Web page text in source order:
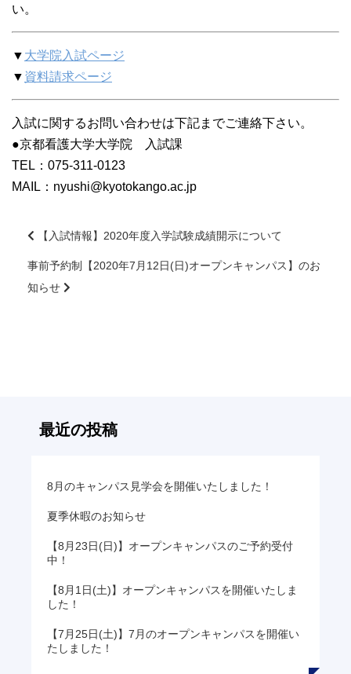
い。
▼ 大学院入試ページ
▼ 資料請求ページ
入試に関するお問い合わせは下記までご連絡下さい。
●京都看護大学大学院 入試課
TEL：075-311-0123
MAIL：nyushi@kyotokango.ac.jp
前
後
【入試情報】2020年度入学試験成績開示について
事前予約制【2020年7月12日(日)オープンキャンパス】のお
知らせ
最近の投稿
8月のキャンパス見学会を開催いたしました！
夏季休暇のお知らせ
【8月23日(日)】オープンキャンパスのご予約受付
中！
【8月1日(土)】オープンキャンパスを開催いたしま
した！
【7月25日(土)】7月のオープンキャンパスを開催い
たしました！